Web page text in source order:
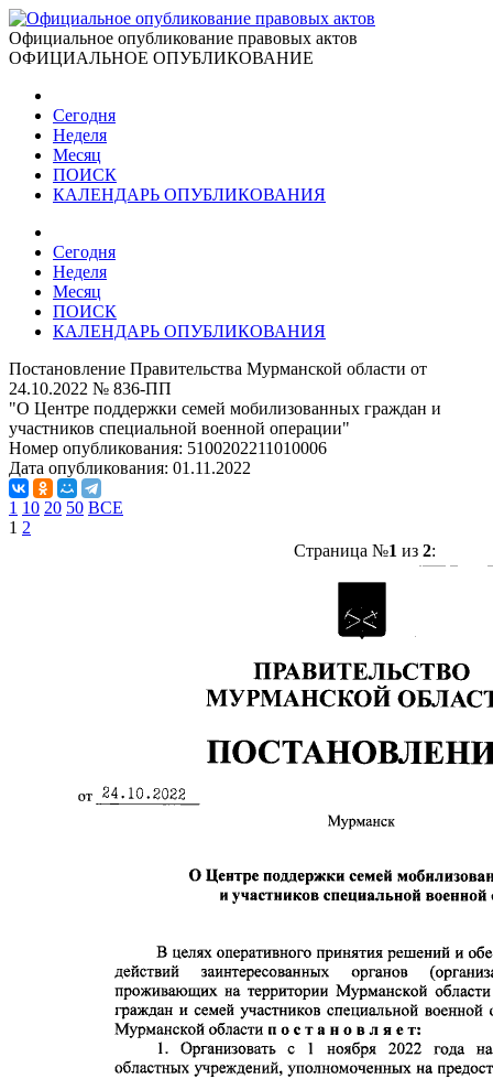
Официальное опубликование правовых актов
ОФИЦИАЛЬНОЕ ОПУБЛИКОВАНИЕ
Сегодня
Неделя
Месяц
ПОИСК
КАЛЕНДАРЬ ОПУБЛИКОВАНИЯ
Сегодня
Неделя
Месяц
ПОИСК
КАЛЕНДАРЬ ОПУБЛИКОВАНИЯ
Постановление Правительства Мурманской области от
24.10.2022 № 836-ПП
"О Центре поддержки семей мобилизованных граждан и
участников специальной военной операции"
Номер опубликования: 5100202211010006
Дата опубликования: 01.11.2022
1 10 20 50 ВСЕ
1 2
Страница №1 из 2: